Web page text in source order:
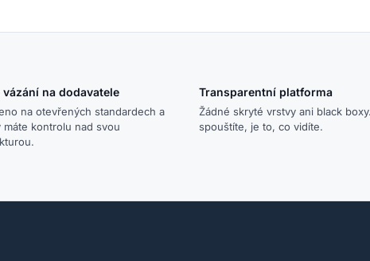
vázání na dodavatele
na otevřených standardech a
máte kontrolu nad svou
Transparentní platforma
Žádné skryté vrstvy ani black
spouštíte, je to, co vidíte.